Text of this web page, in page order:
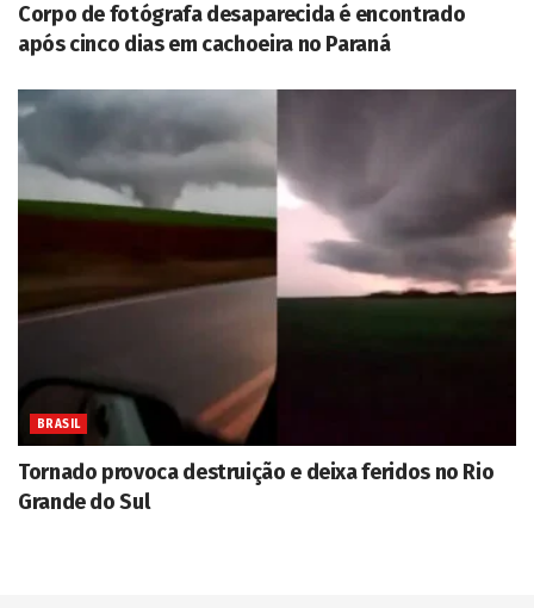
Corpo de fotógrafa desaparecida é encontrado
após cinco dias em cachoeira no Paraná
BRASIL
Tornado provoca destruição e deixa feridos no Rio
Grande do Sul